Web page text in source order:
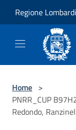
Regione
Home >
PNRR_CUP
Redondo,